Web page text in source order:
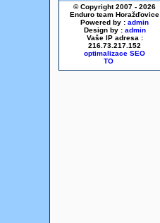
© Copyright 2007 - 2026
Enduro team Horažďovice
Powered by : admin
Design by : admin
Vaše IP adresa :
216.73.217.152
optimalizace SEO